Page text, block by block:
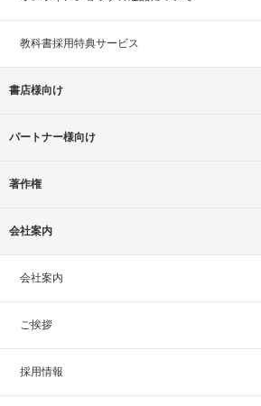
教科書採用特典サービス
書店様向け
パートナー様向け
著作権
会社案内
会社案内
ご挨拶
採用情報